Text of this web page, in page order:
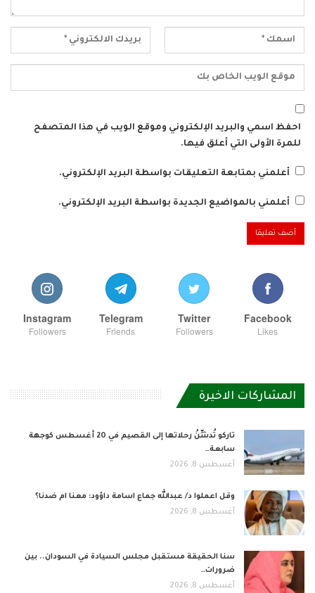
احفظ اسمي والبريد الإلكتروني وموقع الويب في هذا المتصفح
للمرة الأولى التي أعلق فيها.
أعلمني بمتابعة التعليقات بواسطة البريد الإلكتروني.
أعلمني بالمواضيع الجديدة بواسطة البريد الإلكتروني.
Facebook
Likes
Twitter
Followers
Telegram
Friends
Instagram
Followers
المشاركات الاخيرة
تاركو تُدشِّنُ رحلاتها إلى القصيم في 20 أغسطس كوجهة
سابعة…
أغسطس 8, 2026
وقل اعملوا د/ عبدالله جماع اسامة داؤود: معنا ام ضدنا؟
أغسطس 8, 2026
سنا الحقيقة مستقبل مجلس السيادة في السودان.. بين
ضرورات…
أغسطس 8, 2026